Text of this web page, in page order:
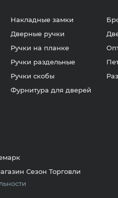
Накладные замки
Дверные ручки
Ручки на планке
Ручки раздельные
Ручки скобы
Фурнитура для дверей
Сезон Торговли